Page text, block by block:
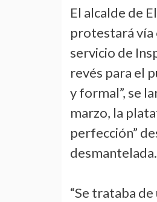
El alcalde de
protestará vía
servicio de
revés para el
y formal”, se
marzo, la
perfección”
desmantelada.
“Se trataba